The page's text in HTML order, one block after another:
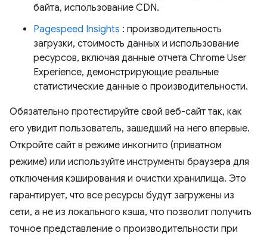
байта, использование CDN.
Pagespeed Insights : производительность
загрузки, стоимость данных и использование
ресурсов, включая данные отчета Chrome User
Experience, демонстрирующие реальные
статистические данные о производительности.
Обязательно протестируйте свой веб-сайт так, как
его увидит пользователь, зашедший на него впервые.
Откройте сайт в режиме инкогнито (приватном
режиме) или используйте инструменты браузера для
отключения кэширования и очистки хранилища. Это
гарантирует, что все ресурсы будут загружены из
сети, а не из локального кэша, что позволит получить
точное представление о производительности при